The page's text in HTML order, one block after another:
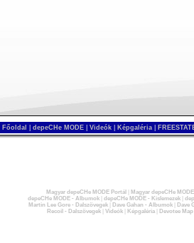
Főoldal depeCHe MODE Videók Képgaléria
Magyar depeCHe MODE Portál
Magyar depeCHe
depeCHe MODE - Albumok| depeCHe MODE - Kislemezek|
Martin Lee Gore - Dalszövegek| Dave Gahan - Albumok|
Dave
Recoil - Dalszövegek| Videók| Képgaléria| Devotee Map